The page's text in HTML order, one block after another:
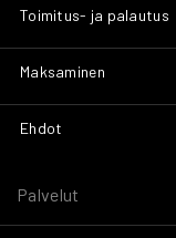
Toimitus- ja palautus
Maksaminen
Ehdot
Palvelut